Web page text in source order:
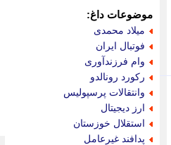
موضوعات داغ:
میلاد محمدی
فوتبال ایران
وام فرزندآوری
رکورد رونالدو
وانتقالات پرسپولیس
ارز دیجیتال
استقلال خوزستان
پدافند غیرعامل